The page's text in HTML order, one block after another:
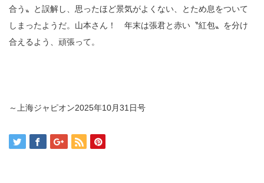
合う〟と誤解し、思ったほど景気がよくない、とため息をついて
しまったようだ。山本さん！ 年末は張君と赤い〝紅包〟を分け
合えるよう、頑張って。
～上海ジャピオン2025年10月31 日号